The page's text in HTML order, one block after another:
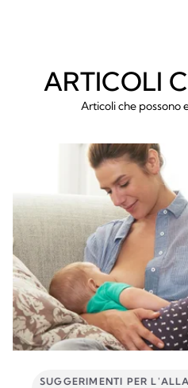
ARTICOLI
Articoli che possono
SUGGERIMENTI PER